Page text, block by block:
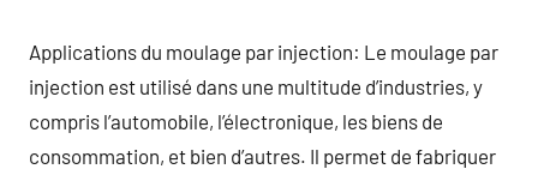
Applications du moulage par injection: Le moulage par
injection est utilisé dans une multitude d’industries, y
compris l’automobile, l’électronique, les biens de
consommation, et bien d’autres. Il permet de fabriquer